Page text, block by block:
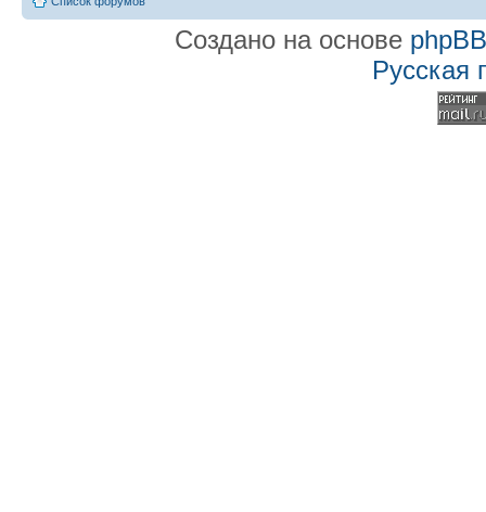
Создано на основе phpBB
Русская